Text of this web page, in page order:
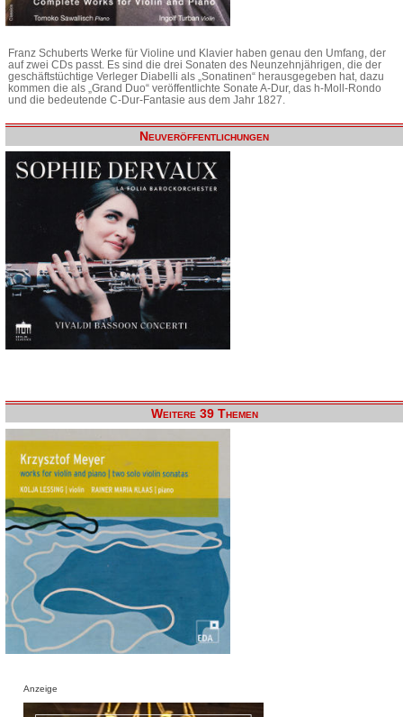
Franz Schuberts Werke für Violine und Klavier haben genau den Umfang, der
auf zwei CDs passt. Es sind die drei Sonaten des Neunzehnjährigen, die der
geschäftstüchtige Verleger Diabelli als „Sonatinen“ herausgegeben hat, dazu
kommen die als „Grand Duo“ veröffentlichte Sonate A-Dur, das h-Moll-Rondo
und die bedeutende C-Dur-Fantasie aus dem Jahr 1827.
Neuveröffentlichungen
Weitere 39 Themen
Anzeige